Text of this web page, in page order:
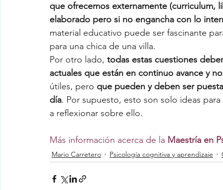
que ofrecemos externamente (curriculum,
elaborado pero si no engancha con lo
material educativo puede ser fascinante
para una chica de una villa.
Por otro lado, todas estas cuestiones
actuales que están en continuo avance y
útiles, pero que pueden y deben ser
día. Por supuesto, esto son solo ideas
a reflexionar sobre ello.
Más información acerca de la Maestría en
Mario Carretero Psicología cognitiva y aprendizaje